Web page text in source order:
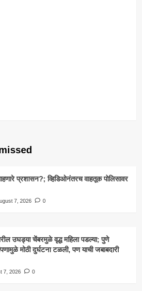
प्रशासन?; व्हिडिओनंतरच वाहतूक पोलिसावर
7, 2026 0
उघड्या चेंबरमुळे वृद्ध महिला पडल्या; पुणे
मोठी दुर्घटना टळली, पण याची जबाबदारी
7, 2026 0